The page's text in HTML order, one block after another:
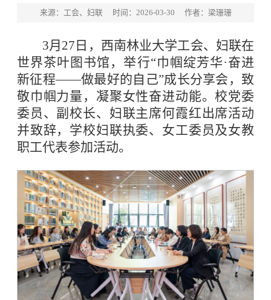
来源：工会、妇联 时间：2026-03-30 作者：梁珊珊
3月27日，西南林业大学工会、妇联在
世界茶叶图书馆，举行“巾帼绽芳华·奋进
新征程——做最好的自己”成长分享会，致
敬巾帼力量，凝聚女性奋进动能。校党委
委员、副校长、妇联主席何霞红出席活动
并致辞，学校妇联执委、女工委员及女教
职工代表参加活动。